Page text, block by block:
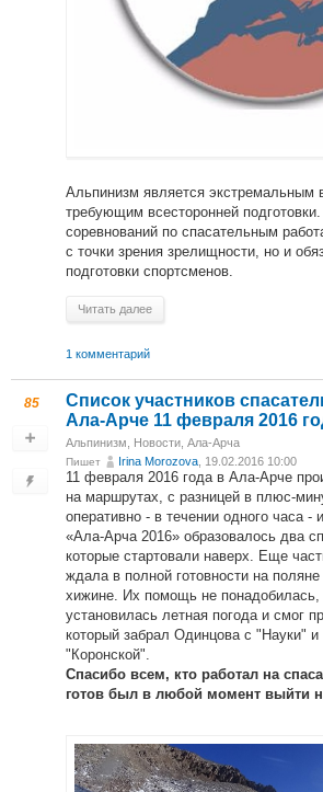
Альпинизм является экстремальным
требующим всесторонней
соревнований по спасательным
с точки зрения зрелищности, но и
подготовки спортсменов.
Читать далее
1 комментарий
85
Список участников
Ала-Арче 11 февраля 2016
Альпинизм Новости Ала-Арча
Пишет Irina Morozova , 19.02.2016 10:00
11 февраля 2016 года в Ала-Арче
на маршрутах, с разницей в плюс-
оперативно - в течении одного часа
«Ала-Арча 2016» образовалось два
которые стартовали наверх. Еще
ждала в полной готовности на
хижине. Их помощь не понадобилась,
установилась летная погода и смог
который забрал Одинцова с "Науки" и
"Коронской".
Спасибо всем, кто работал на
готов был в любой момент выйти